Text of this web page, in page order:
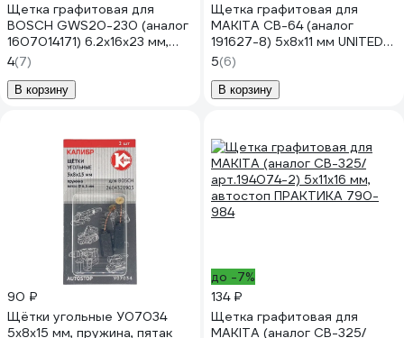
Щетка графитовая для
BOSCH GWS20-230 (аналог
1607014171) 6.2x16x23 мм,
автостоп UNITED PARTS 90-
0644
4(7)
В корзину
Щетка графитовая для
MAKITA СВ-64 (аналог
191627-8) 5x8х11 мм UNITED
PARTS 90-0901
5(6)
В корзину
90 ₽
Щётки угольные У07034
5х8х15 мм, пружина, пятак
до -7%
134 ₽
Щетка графитовая для
MAKITA (аналог CB-325/